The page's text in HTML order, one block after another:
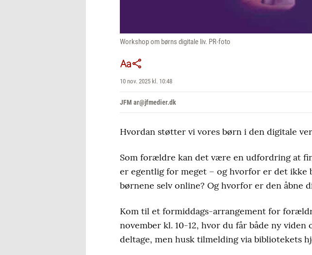
Workshop om børns digitale liv. PR-foto
10 nov. 2025 kl. 10:48
JFM ar@jfmedier.dk
Hvordan støtter vi vores børn i den digitale
Som forældre kan det være en udfordring at
er egentlig for meget – og hvorfor er det ikke
børnene selv online? Og hvorfor er den åbne
Kom til et formiddags-arrangement for
november kl. 10-12, hvor du får både ny
deltage, men husk tilmelding via bibliotekets